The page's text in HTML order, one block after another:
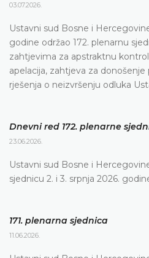
03.07.2026.
Ustavni sud Bosne i
godine održao 172. plenarnu
zahtjevima za apstraktnu
apelacija, zahtjeva za
rješenja o neizvršenju odluka
Dnevni red 172. plenarne
23.06.2026.
Ustavni sud Bosne i
sjednicu 2. i 3. srpnja 2026.
171. plenarna sjednica
11.06.2026.